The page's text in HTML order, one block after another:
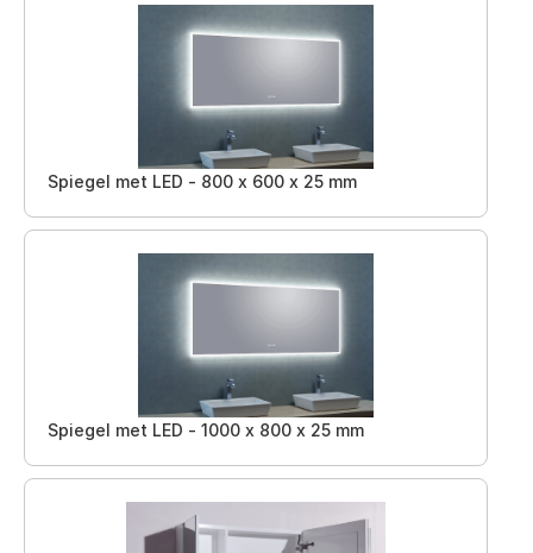
Spiegel met LED - 800 x 600 x 25 mm
Spiegel met LED - 1000 x 800 x 25 mm